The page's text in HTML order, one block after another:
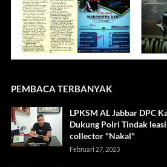
PEMBACA TERBANYAK
LPKSM AL Jabbar DPC
Dukung Polri Tindak
collector "Nakal"
Februari 27, 2023